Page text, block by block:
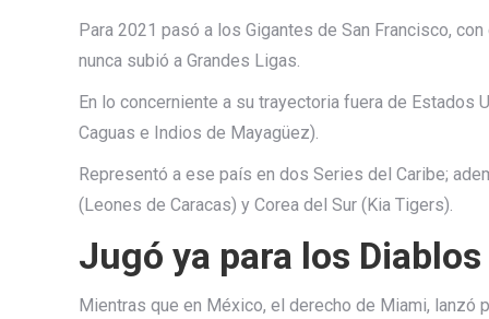
Para 2021 pasó a los Gigantes de San Francisco,
nunca subió a Grandes Ligas.
En lo concerniente a su trayectoria fuera de Estados
Caguas e Indios de Mayagüez).
Representó a ese país en dos Series del Caribe;
(Leones de Caracas) y Corea del Sur (Kia Tigers).
Jugó ya para los
Mientras que en México, el derecho de Miami,